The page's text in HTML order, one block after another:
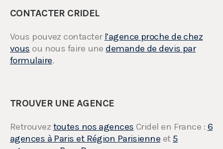
CONTACTER CRIDEL
Vous pouvez contacter l’agence proche de chez
vous ou nous faire une demande de devis par
formulaire.
TROUVER UNE AGENCE
Retrouvez toutes nos agences Cridel en France : 6
agences à Paris et Région Parisienne et 5